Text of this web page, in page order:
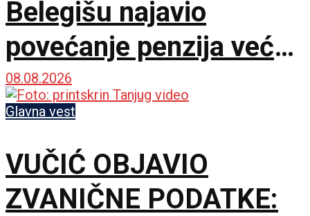
Belegišu najavio
povećanje penzija već
ove godine – Pratiće
rast plata
08.08.2026
Glavna vest
VUČIĆ OBJAVIO
ZVANIČNE PODATKE: